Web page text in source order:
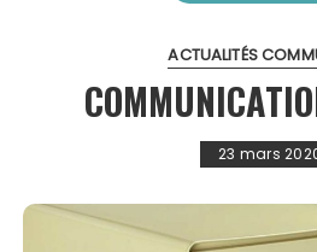
ACTUALITÉS
23 mars